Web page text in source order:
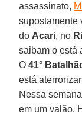
assassinato,
supostamente
do Acari, no
saibam o está
O41°
está
Nessa
em um valão.